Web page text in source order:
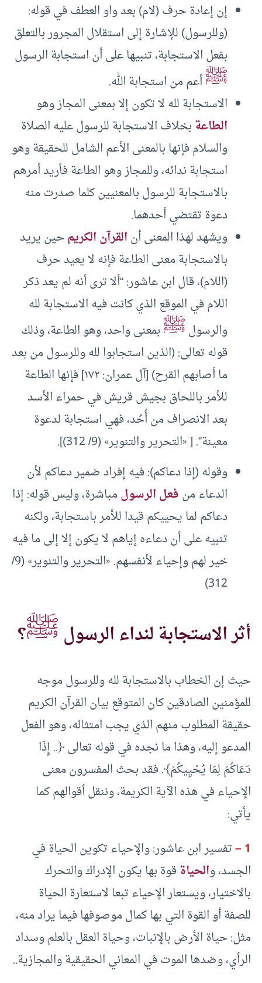
إن إعادة حرف (لام) بعد واو العطف في قوله:
(وللرسول) للإشارة إلى استقلال المجرور بالتعلق
بفعل الاستجابة، تنبيها على أن استجابة الرسول
ﷺأعم من استجابة الله.
الاستجابة لله لا تكون إلا بمعنى المجاز وهو
الطاعةبخلاف الاستجابة للرسول عليه الصلاة
والسلام فإنها بالمعنى الأعم الشامل للحقيقة وهو
استجابة ندائه، وللمجاز وهو الطاعة فأريد أمرهم
بالاستجابة للرسول بالمعنيين كلما صدرت منه
دعوة تقتضي أحدهما.
ويشهد لهذا المعنى أنالقرآن الكريمحين يريد
بالاستجابة معنى الطاعة فإنه لا يعيد حرف
(اللام)، قال ابن عاشور: “ألا ترى أنه لم يعد ذكر
اللام في الموقع الذي كانت فيه الاستجابة لله
والرسولﷺبمعنى واحد، وهو الطاعة، وذلك
قوله تعالى: (الذين استجابوا لله وللرسول من بعد
ما أصابهم القرح) [آل عمران: ١٧٢] فإنها الطاعة
للأمر باللحاق بجيش قريش في حمراء الأسد
بعد الانصراف من أُحُد، فهي استجابة لدعوة
معينة”. [ «التحرير والتنوير» (9/ 312)].
وقوله (إذا دعاكم): فيه إفراد ضمير دعاكم لأن
الدعاء منفعل الرسولمباشرة، وليس قوله: إذا
دعاكم لما يحييكم قيدا للأمر باستجابة، ولكنه
تنبيه على أن دعاءه إياهم لا يكون إلا إلى ما فيه
خير لهم وإحياء لأنفسهم. «التحرير والتنوير» (9/
312)
أثر الاستجابة لنداء الرسول ﷺ؟
حيث إن الخطاب بالاستجابة لله وللرسول موجه
للمؤمنين الصادقين كان المتوقع بيان القرآن الكريم
حقيقة المطلوب منهم الذي يجب امتثاله، وهو الفعل
المدعو إليه، وهذا ما نجده في قوله تعالى ﴿.. إِذَا
دَعَاكُمْ لِمَا يُحْيِيكُمْ﴾. فقد بحث المفسرون معنى
الإحياء في هذه الآية الكريمة، وننقل أقوالهم كما
يأتي:
1 –
تفسير ابن عاشور: والإحياء تكوين الحياة في
الجسد، والحياةقوة بها يكون الإدراك والتحرك
بالاختيار، ويستعار الإحياء تبعا لاستعارة الحياة
للصفة أو القوة التي بها كمال موصوفها فيما يراد منه،
مثل: حياة الأرض بالإنبات، وحياة العقل بالعلم وسداد
الرأي، وضدها الموت في المعاني الحقيقية والمجازية..